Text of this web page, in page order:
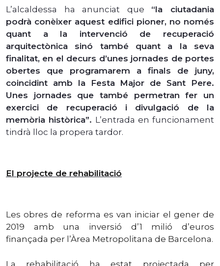
L’alcaldessa ha anunciat que “la ciutadania
podrà conèixer aquest edifici pioner, no només
quant a la intervenció de recuperació
arquitectònica sinó també quant a la seva
finalitat, en el decurs d’unes jornades de portes
obertes que programarem a finals de juny,
coincidint amb la Festa Major de Sant Pere.
Unes jornades que també permetran fer un
exercici de recuperació i divulgació de la
memòria històrica”. L’entrada en funcionament
tindrà lloc la propera tardor.
El projecte de rehabilitació
Les obres de reforma es van iniciar el gener de
2019 amb una inversió d’1 milió d’euros
finançada per l’Àrea Metropolitana de Barcelona.
La rehabilitació ha estat projectada per